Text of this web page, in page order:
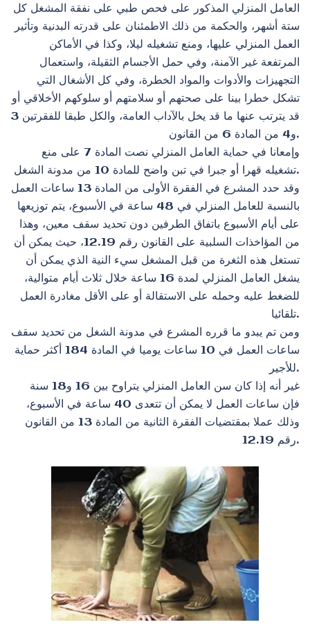
العامل المنزلي المذكور على فحص طبي على نفقة المشغل كل
ستة أشهر، والحكمة من ذلك الاطمئنان على قدرته البدنية وتأثير
العمل المنزلي عليها، ومنع تشغيله ليلا، وكذا في الأماكن
المرتفعة غير الآمنة، وفي حمل الأجسام الثقيلة، واستعمال
التجهيزات والأدوات والمواد الخطرة، وفي كل الأشغال التي
تشكل خطرا بينا على صحتهم أو سلامتهم أو سلوكهم الأخلاقي أو
قد يترتب عنها ما قد يخل بالآداب العامة، والكل طبقا للفقرتين 3
و4 من المادة 6 من القانون.
وإمعانا في حماية العامل المنزلي نصت المادة 7 على منع
تشغيله قهرا أو جبرا في تبن واضح للمادة 10 من مدونة الشغل.
وقد حدد المشرع في الفقرة الأولى من المادة 13 ساعات العمل
بالنسبة للعامل المنزلي في 48 ساعة في الأسبوع، يتم توزيعها
على أيام الأسبوع باتفاق الطرفين دون تحديد سقف معين، وهذا
من المؤاخذات السلبية على القانون رقم 12.19، حيث يمكن أن
تستغل هذه الثغرة من قبل المشغل سيء النية الذي يمكن أن
يشغل العامل المنزلي لمدة 16 ساعة خلال ثلاث أيام متوالية،
للضغط عليه وحمله على الاستقالة أو على الأقل مغادرة العمل
تلقائيا.
ومن تم يبدو ما قرره المشرع في مدونة الشغل من تحديد سقف
ساعات العمل في 10 ساعات يوميا في المادة 184 أكثر حماية
للأجير.
غير أنه إذا كان سن العامل المنزلي يتراوح بين 16 و18 سنة
فإن ساعات العمل لا يمكن أن تتعدى 40 ساعة في الأسبوع،
وذلك عملا بمقتضيات الفقرة الثانية من المادة 13 من القانون
رقم 12.19.